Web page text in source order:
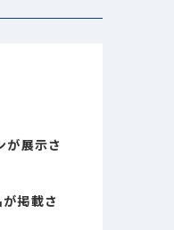
が展示さ
掲載さ